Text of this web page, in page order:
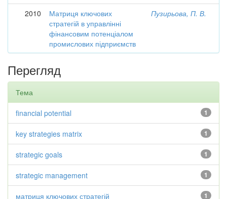
2010
Матриця ключових
стратегій в управлінні
фінансовим потенціалом
промислових підприємств
Пузирьова, П. В.
Перегляд
Тема
1
financial potential
1
key strategies matrix
1
strategic goals
1
strategic management
1
матриця ключових стратегій